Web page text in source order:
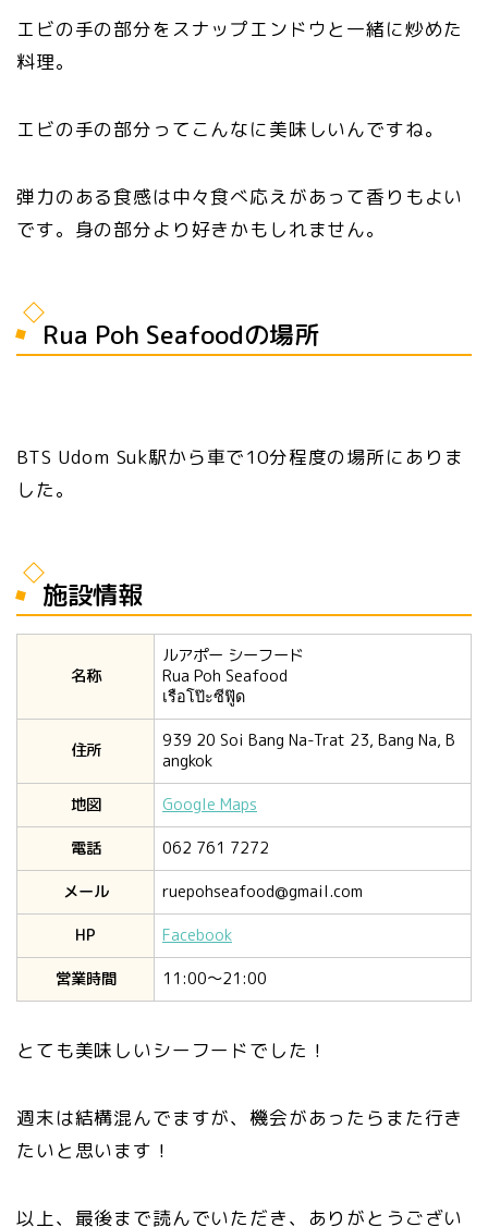
エビの手の部分をスナップエンドウと一緒に炒めた
料理。
エビの手の部分ってこんなに美味しいんですね。
弾力のある食感は中々食べ応えがあって香りもよい
です。身の部分より好きかもしれません。
Rua Poh Seafoodの場所
BTS Udom Suk駅から車で10分程度の場所にありま
した。
施設情報
名称
ルアポー シーフード
Rua Poh Seafood
เรือโป๊ะซีฟู๊ด
住所
939 20 Soi Bang Na-Trat 23, Bang Na, B
angkok
地図
Google Maps
電話
062 761 7272
メール
ruepohseafood@gmail.com
HP
Facebook
営業時間
11:00〜21:00
とても美味しいシーフードでした！
週末は結構混んでますが、機会があったらまた行き
たいと思います！
以上、最後まで読んでいただき、ありがとうござい